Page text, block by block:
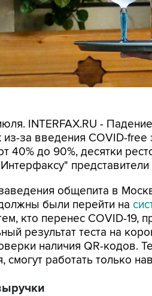
INTERFAX.RU -
из-за введения COVID-
40% до 90%, десятки
представители
общепита в
были перейти на
кто перенес COVID-19,
результат теста на
наличия QR-кодов.
смогут работать только